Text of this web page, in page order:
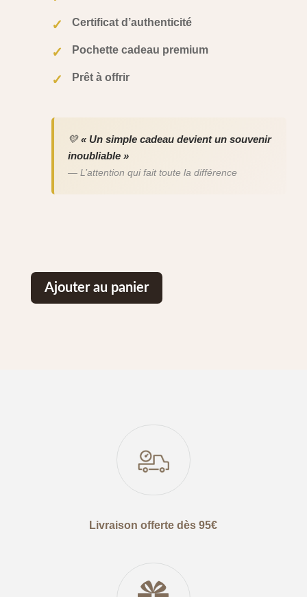
✓ Certificat d’authenticité
✓ Pochette cadeau premium
✓ Prêt à offrir
💛« Un simple cadeau devient un souvenir
inoubliable »
— L’attention qui fait toute la différence
Ajouter au panier
Livraison offerte dès 95€